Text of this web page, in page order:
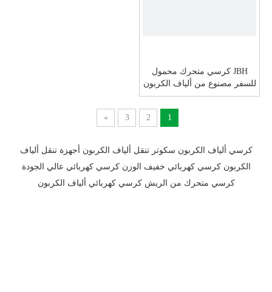
JBH كرسي متحرك محمول
للسفر مصنوع من ألياف الكربون
DC08S
1
2
3
»
كرسي ألياف الكربون سكوتر تنقل ألياف الكربون
أجهزة تنقل ألياف
الكربون كرسي كهربائي خفيف الوزن كرسي كهربائي عالي الجودة
كرسي متحرك من الريش كرسي كهربائي ألياف الكربون